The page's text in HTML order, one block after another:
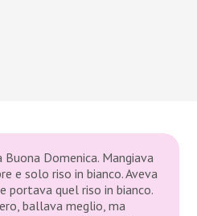
Domenica. Mangiava
e solo riso in bianco. Aveva
portava quel riso in bianco.
ballava meglio, ma